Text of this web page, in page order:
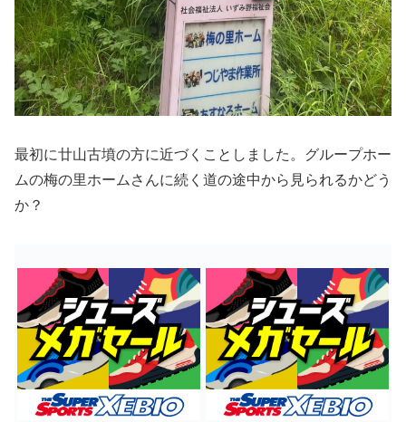
最初に廿山古墳の方に近づくことしました。グループホー
ムの梅の里ホームさんに続く道の途中から見られるかどう
か？